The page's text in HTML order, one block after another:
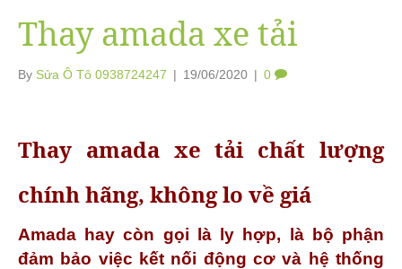
Thay amada xe tải
By Sửa Ô Tô 0938724247 | 19/06/2020 | 0
Thay amada xe tải chất lượng
chính hãng, không lo về giá
Amada hay còn gọi là ly hợp, là bộ phận
đảm bảo việc kết nối động cơ và hệ thống